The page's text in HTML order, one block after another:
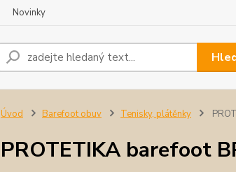
Novinky
Úvod Barefoot obuv Tenisky, plátěnky
PROTETIKA barefoot